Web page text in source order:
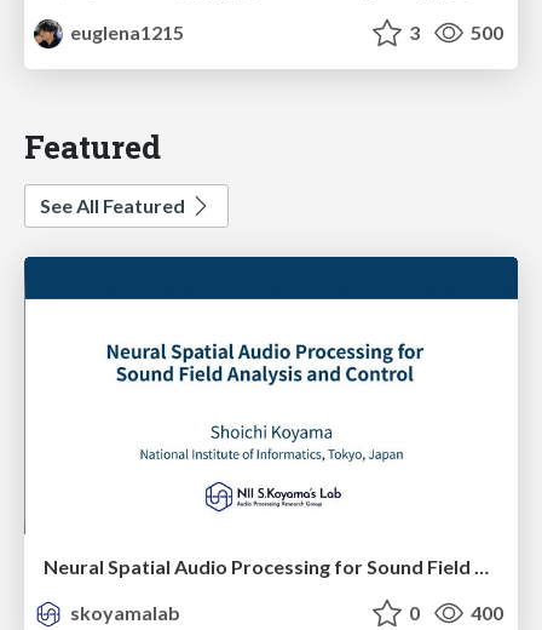
euglena1215
3 500
Featured
See All Featured
Neural Spatial Audio Processing for Sound Field Analysis and Control
skoyamalab
0 400